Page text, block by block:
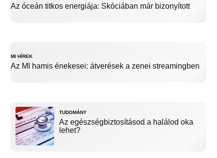
Az óceán titkos energiája: Skóciában már bizonyított
MI HÍREK
Az MI hamis énekesei: átverések a zenei streamingben
TUDOMÁNY
Az egészségbiztosításod a halálod oka
lehet?